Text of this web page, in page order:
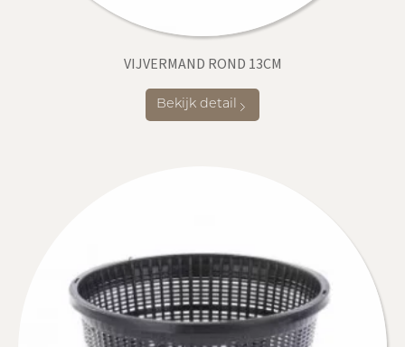
VIJVERMAND ROND 13CM
Bekijk detail